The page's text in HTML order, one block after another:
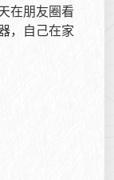
在朋友圈看
，自己在家